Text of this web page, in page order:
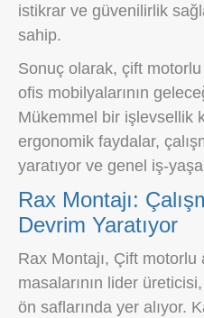
istikrar ve güvenilirlik
sahip.
Sonuç olarak, çift
ofis mobilyalarının
Mükemmel bir işlevsellik
ergonomik faydalar,
yaratıyor ve genel iş-
Rax Montajı:
Devrim Yaratıyor
Rax Montajı, Çift motorlu
masalarının lider
ön saflarında yer alıyor.